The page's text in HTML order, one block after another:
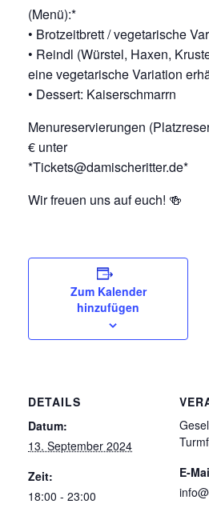
(Menü):*
•⁠ ⁠Brotzeitbrett / vegetarische
•⁠ ⁠Reindl (Würstel, Haxen,
eine vegetarische Variation
•⁠ ⁠Dessert: Kaiserschmarrn
Menureservierungen
€ unter
*Tickets@damischeritter.de*
Wir freuen uns auf euch! 🍻
Zum Kalender
hinzufügen
DETAILS
Datum:
13. September 2024
Zeit:
18:00 - 23:00
E-